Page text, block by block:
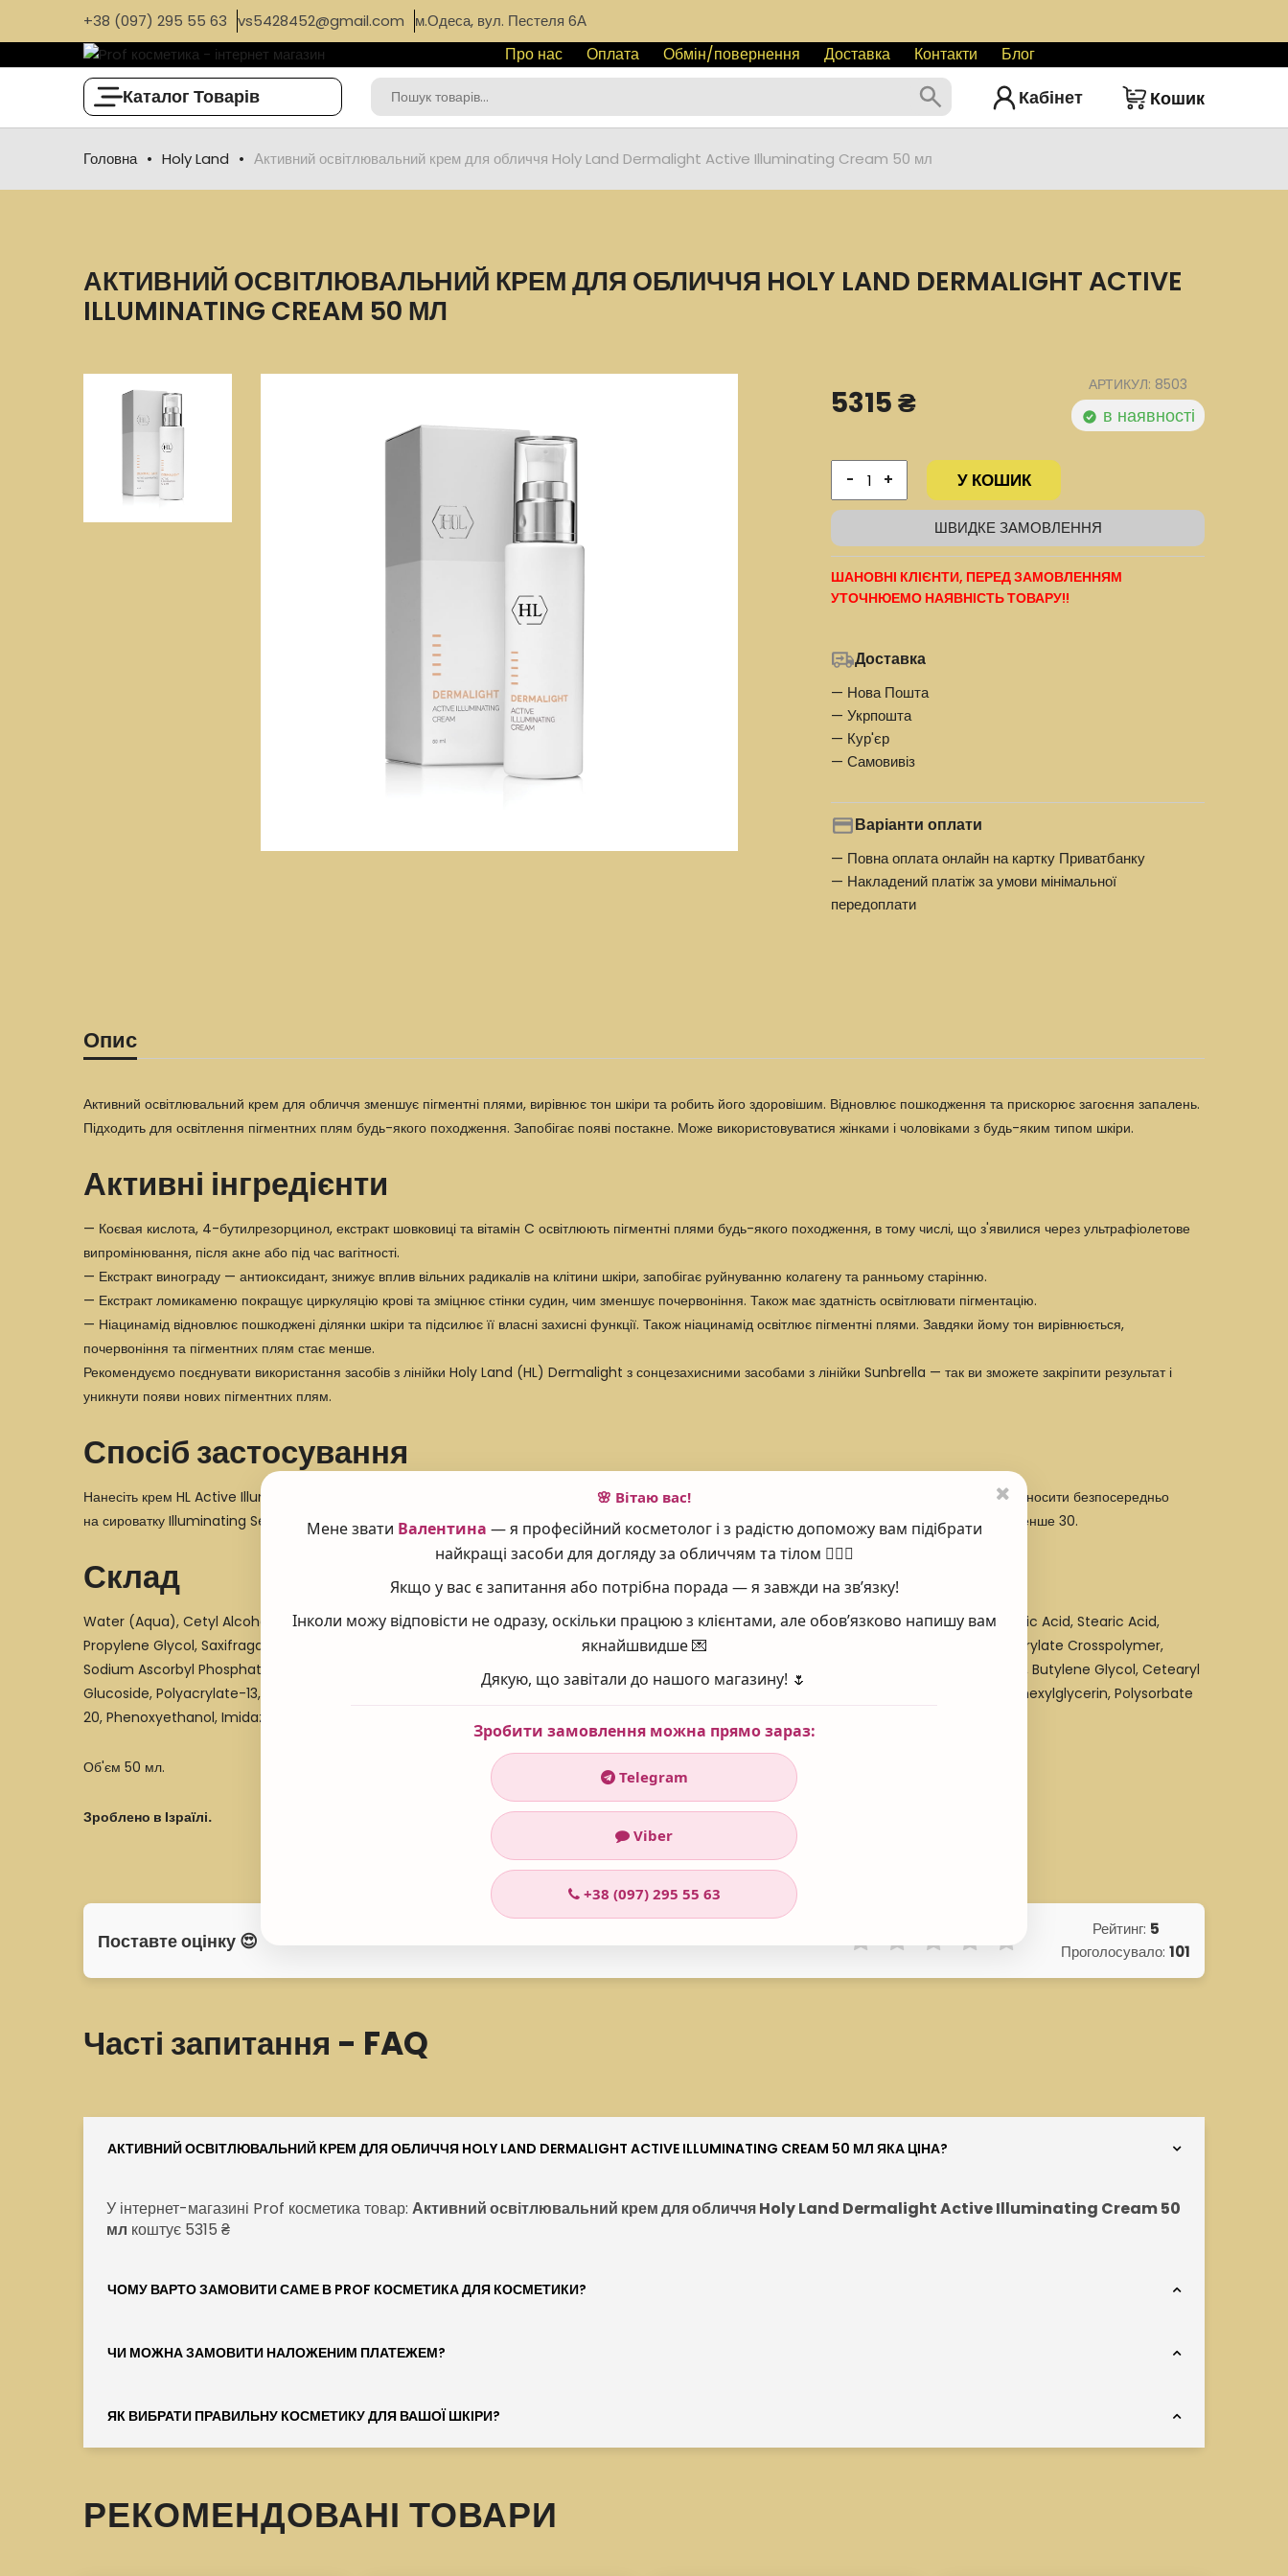
+38 (097) 295 55 63 vs5428452@gmail.com м.Одеса, вул. Пестеля 6А
Про нас Оплата Обмін/повернення Доставка Контакти Блог
Каталог Товарів Кабінет Кошик
Головна Holy Land Активний освітлювальний крем для обличчя Holy Land Dermalight Active Illuminating Cream 50 мл
АКТИВНИЙ ОСВІТЛЮВАЛЬНИЙ КРЕМ ДЛЯ ОБЛИЧЧЯ HOLY LAND DERMALIGHT ACTIVE
ILLUMINATING CREAM 50 МЛ
5315 ₴ АРТИКУЛ: 8503
в наявності
- + У КОШИК
ШВИДКЕ ЗАМОВЛЕННЯ
ШАНОВНІ КЛІЄНТИ, ПЕРЕД ЗАМОВЛЕННЯМ
УТОЧНЮЕМО НАЯВНІСТЬ ТОВАРУ!!
Доставка
— Нова Пошта
— Укрпошта
— Кур'єр
— Самовивіз
Варіанти оплати
— Повна оплата онлайн на картку Приватбанку
— Накладений платіж за умови мінімальної
передоплати
Опис
Активний освітлювальний крем для обличчя зменшує пігментні плями, вирівнює тон шкіри та робить його здоровішим. Відновлює пошкодження та прискорює загоєння запалень.
Підходить для освітлення пігментних плям будь-якого походження. Запобігає появі постакне. Може використовуватися жінками і чоловіками з будь-яким типом шкіри.
Активні інгредієнти
— Коєвая кислота, 4-бутилрезорцинол, екстракт шовковиці та вітамін C освітлюють пігментні плями будь-якого походження, в тому числі, що з'явилися через ультрафіолетове
випромінювання, після акне або під час вагітності.
— Екстракт винограду — антиоксидант, знижує вплив вільних радикалів на клітини шкіри, запобігає руйнуванню колагену та ранньому старінню.
— Екстракт ломикаменю покращує циркуляцію крові та зміцнює стінки судин, чим зменшує почервоніння. Також має здатність освітлювати пігментацію.
— Ніацинамід відновлює пошкоджені ділянки шкіри та підсилює її власні захисні функції. Також ніацинамід освітлює пігментні плями. Завдяки йому тон вирівнюється,
почервоніння та пігментних плям стає менше.
Рекомендуємо поєднувати використання засобів з лінійки Holy Land (HL) Dermalight з сонцезахисними засобами з лінійки Sunbrella — так ви зможете закріпити результат і
уникнути появи нових пігментних плям.
Спосіб застосування
Нанесіть крем HL Active Illuminating Cream на чисту шкіру обличчя та шиї, розподіліть рівним шаром, помасажуйте. Для кращого ефекту можете наносити безпосередньо
на сироватку Illuminating Serum . Використовуйте 1-2 рази на день. У денний час на крем рекомендується наноситисонцезахисний засібз SPF не менше 30.
Склад
Water (Aqua), Cetyl Alcohol, Isopropyl Myristate, Isononyl Isononanoate, Cetearyl Alcohol, Ethylhexyl Methoxycinnamate, Niacinamide, Palmitic Acid, Stearic Acid,
Propylene Glycol, Saxifraga Sarmentosa Extract, Vitis Vinifera (Grape) Fruit Extract, Ethylhexyl Isononanoate, Triethanolamine, Methyl Methacrylate Crosspolymer,
Sodium Ascorbyl Phosphate, Morus Bombycis Root Extract, Scutellaria Baicalensis Root Extract, 4-butylresorcinol, Kojic Acid, Glyceryl Stearate, Butylene Glycol, Cetearyl
Glucoside, Polyacrylate-13, Peg-100 Stearate, Cetyl Palmitate, Caprylic/Capric Triglyceride, Polyisobutene, Dimethicone, Disodium Edta, Ethylhexylglycerin, Polysorbate
20, Phenoxyethanol, Imidazolidinyl Urea, Fragrance (Parfum), Benzyl Benzoate, Citral, Geraniol, Hexyl Cinnamal, Limonene, Linalool.
Об'єм 50 мл.
Зроблено в Ізраїлі.
Поставте оцінку 😍 Рейтинг: 5
Проголосувало: 101
Часті запитання - FAQ
АКТИВНИЙ ОСВІТЛЮВАЛЬНИЙ КРЕМ ДЛЯ ОБЛИЧЧЯ HOLY LAND DERMALIGHT ACTIVE ILLUMINATING CREAM 50 МЛ ЯКА ЦІНА?
У інтернет-магазині Prof косметика товар: Активний освітлювальний крем для обличчя Holy Land Dermalight Active Illuminating Cream 50
мл коштує 5315 ₴
ЧОМУ ВАРТО ЗАМОВИТИ САМЕ В PROF КОСМЕТИКА ДЛЯ КОСМЕТИКИ?
ЧИ МОЖНА ЗАМОВИТИ НАЛОЖЕНИМ ПЛАТЕЖЕМ?
ЯК ВИБРАТИ ПРАВИЛЬНУ КОСМЕТИКУ ДЛЯ ВАШОЇ ШКІРИ?
РЕКОМЕНДОВАНІ ТОВАРИ
🌸 Вітаю вас!
Мене звати Валентина — я професійний косметолог і з радістю допоможу вам підібрати
найкращі засоби для догляду за обличчям та тілом 💆‍♀️✨
Якщо у вас є запитання або потрібна порада — я завжди на зв’язку!
Інколи можу відповісти не одразу, оскільки працюю з клієнтами, але обов’язково напишу вам
якнайшвидше 💌
Дякую, що завітали до нашого магазину! 🌷
Зробити замовлення можна прямо зараз:
Telegram
Viber
+38 (097) 295 55 63